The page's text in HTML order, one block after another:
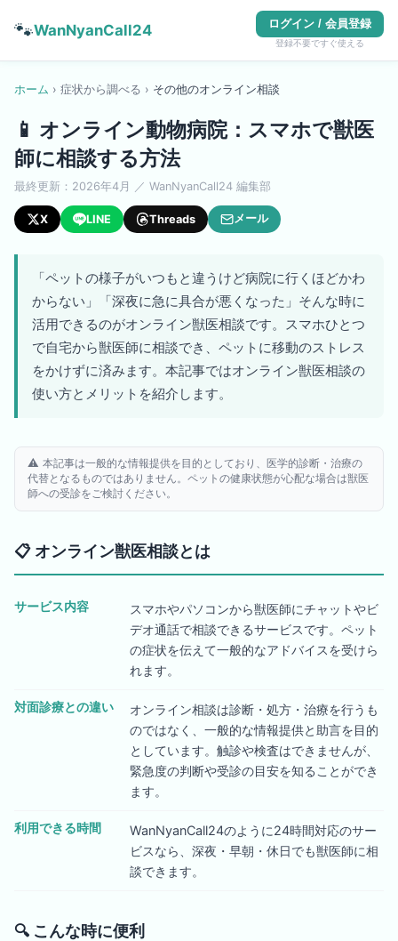
🐾WanNyanCall24 ログイン / 会員登録
登録不要ですぐ使える
ホーム › 症状から調べる › その他のオンライン相談
📱 オンライン動物病院：スマホで獣医
師に相談する方法
最終更新： 2026年4月 ／ WanNyanCall24 編集部
X LINE Threads メール
「ペットの様子がいつもと違うけど病院に行くほどかわ
からない」「深夜に急に具合が悪くなった」そんな時に
活用できるのがオンライン獣医相談です。スマホひとつ
で自宅から獣医師に相談でき、ペットに移動のストレス
をかけずに済みます。本記事ではオンライン獣医相談の
使い方とメリットを紹介します。
⚠️ 本記事は一般的な情報提供を目的としており、医学的診断・治療の
代替となるものではありません。ペットの健康状態が心配な場合は獣医
師への受診をご検討ください。
📋 オンライン獣医相談とは
サービス内容
スマホやパソコンから獣医師にチャットやビ
デオ通話で相談できるサービスです。ペット
の症状を伝えて一般的なアドバイスを受けら
れます。
対面診療との違い
オンライン相談は診断・処方・治療を行うも
のではなく、一般的な情報提供と助言を目的
としています。触診や検査はできませんが、
緊急度の判断や受診の目安を知ることができ
ます。
利用できる時間
WanNyanCall24のように24時間対応のサー
ビスなら、深夜・早朝・休日でも獣医師に相
談できます。
🔍 こんな時に便利